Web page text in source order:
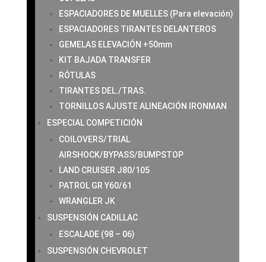
ESPACIADORES DE MUELLES (Para elevación)
ESPACIADORES TIRANTES DELANTEROS
GEMELAS ELEVACIÓN +50mm
KIT BAJADA TRANSFER
RÓTULAS
TIRANTES DEL./TRAS.
TORNILLOS AJUSTE ALINEACIÓN IRONMAN
ESPECIAL COMPETICIÓN
COILOVERS/TRIAL
AIRSHOCK/BYPASS/BUMPSTOP
LAND CRUISER J80/105
PATROL GR Y60/61
WRANGLER JK
SUSPENSIÓN CADILLAC
ESCALADE (98 – 06)
SUSPENSIÓN CHEVROLET